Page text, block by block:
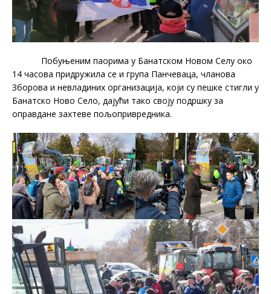
Побуњеним паорима у Банатском Новом Селу око
14 часова придружила се и група Панчеваца, чланова
Зборова и невладиних организација, који су пешке стигли у
Банатско Ново Село, дајући тако своју подршку за
оправдане захтеве пољопривредника.